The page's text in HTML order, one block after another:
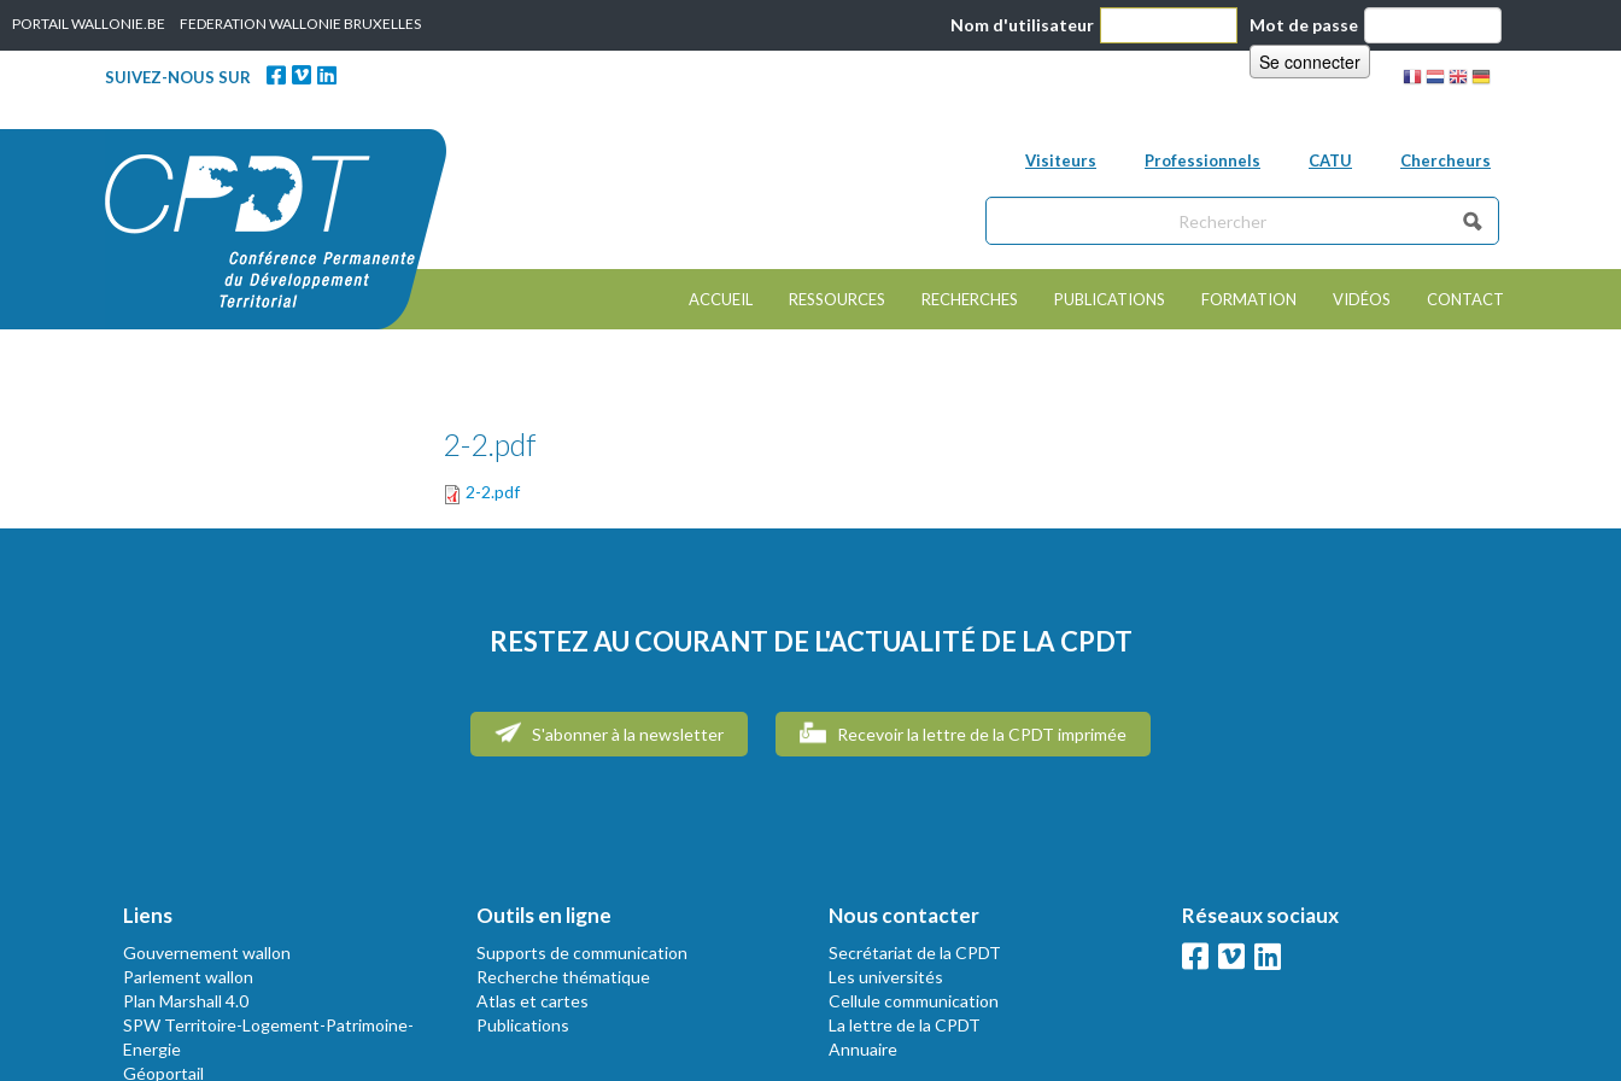
PORTAIL WALLONIE.BE FEDERATION WALLONIE BRUXELLES Nom d'utilisateur Mot de passe
SUIVEZ-NOUS SUR
Visiteurs Professionnels CATU Chercheurs
Formulaire de recherche
Chercher dans ce site
ACCUEIL RESSOURCES RECHERCHES PUBLICATIONS FORMATION VIDÉOS CONTACT
2-2.pdf
2-2.pdf
RESTEZ AU COURANT DE L'ACTUALITÉ DE LA CPDT
S'abonner à la newsletter Recevoir la lettre de la CPDT imprimée
Liens
Gouvernement wallon
Parlement wallon
Plan Marshall 4.0
SPW Territoire-Logement-Patrimoine-
Energie
Géoportail
Outils en ligne
Supports de communication
Recherche thématique
Atlas et cartes
Publications
Nous contacter
Secrétariat de la CPDT
Les universités
Cellule communication
La lettre de la CPDT
Annuaire
Réseaux sociaux